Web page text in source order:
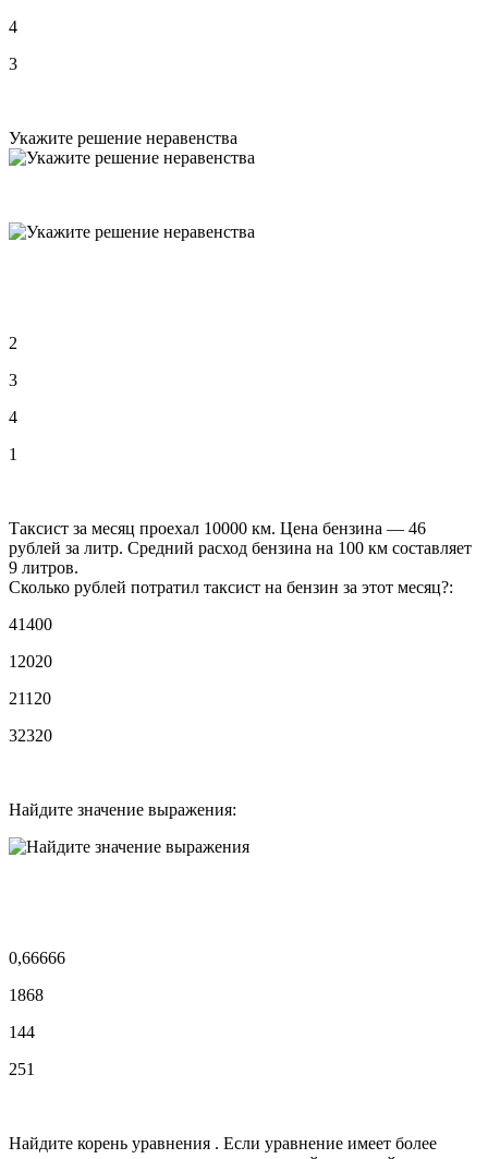
4
3
Укажите решение неравенства
2
3
4
1
Таксист за месяц проехал 10000 км. Цена бензина — 46
рублей за литр. Средний расход бензина на 100 км составляет
9 литров.
Сколько рублей потратил таксист на бензин за этот месяц?:
41400
12020
21120
32320
Найдите значение выражения:
0,66666
1868
144
251
Найдите корень уравнения . Если уравнение имеет более